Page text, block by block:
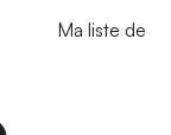
Ma liste de